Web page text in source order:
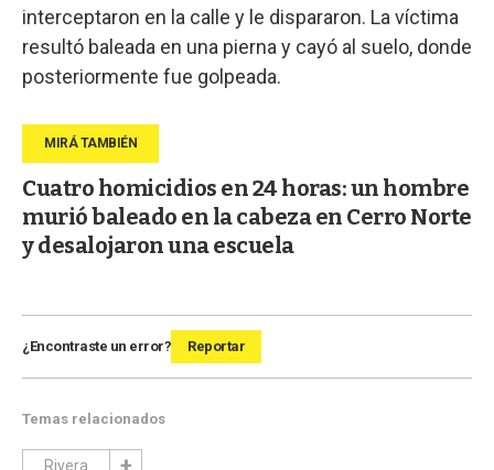
interceptaron en la calle y le dispararon. La víctima
resultó baleada en una pierna y cayó al suelo, donde
posteriormente fue golpeada.
Cuatro homicidios en 24 horas: un hombre
murió baleado en la cabeza en Cerro Norte
y desalojaron una escuela
¿Encontraste un error? Reportar
Temas relacionados
Rivera